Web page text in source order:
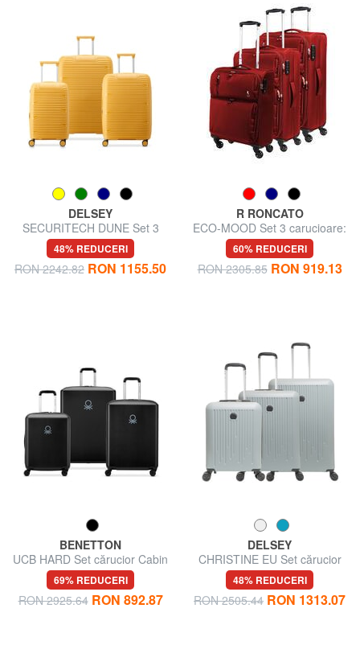
DELSEY
SECURITECH DUNE Set 3
carucioare: cabina, mediu,
mare, exp
48% REDUCERI
RON 2242.82 RON 1155.50
R RONCATO
ECO-MOOD Set 3 carucioare:
cabina+mediu si mare exp
60% REDUCERI
RON 2305.85 RON 919.13
BENETTON
UCB HARD Set cărucior Cabin
+ Mediu + Mare
69% REDUCERI
RON 2925.64 RON 892.87
DELSEY
CHRISTINE EU Set cărucior
Cabin + Mediu + Mare
48% REDUCERI
RON 2505.44 RON 1313.07